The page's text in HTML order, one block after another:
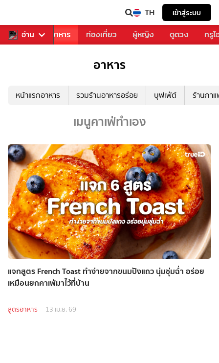
TH เข้าสู่ระบบ
อ่าน
การเพลง อาหาร ท่องเที่ยว ผู้หญิง ดูดวง ทรู
อาหาร
หน้าแรกอาหาร รวมร้านอาหารอร่อย บุฟเฟ่ต์ ร้านกา
เมนูคาเฟ่ทำเอง
แจกสูตร French Toast ทำง่ายจากขนมปังแถว นุ่มชุ่มฉ่ำ อร่อย
เหมือนยกคาเฟ่มาไว้ที่บ้าน
สูตรอาหาร 13 เม.ย. 69